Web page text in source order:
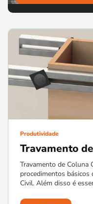
Produtividade
Travamento
Travamento de Coluna
procedimentos
Civil. Além disso é